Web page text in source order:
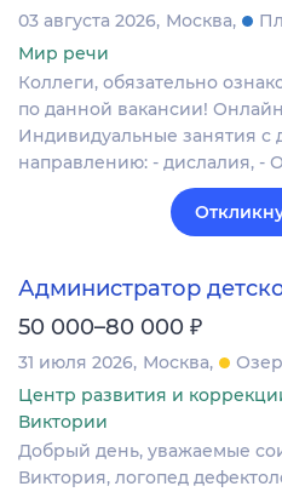
03 августа 2026 Москва
Мир речи
Коллеги, обязательно
по данной вакансии!
Индивидуальные занятия с
направлению: - дислалия, -
Администратор
50 000–80 000 ₽
31 июля 2026 Москва
Центр развития и
Виктории
Добрый день, уважаемые
Виктория, логопед